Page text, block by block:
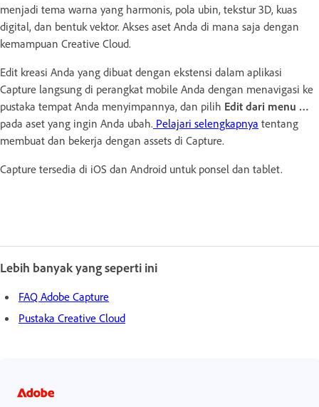
menjadi tema warna yang harmonis, pola ubin, tekstur 3D, kuas
digital, dan bentuk vektor. Akses aset Anda di mana saja dengan
kemampuan Creative Cloud.
Edit kreasi Anda yang dibuat dengan ekstensi dalam aplikasi
Capture langsung di perangkat mobile Anda dengan menavigasi ke
pustaka tempat Anda menyimpannya, dan pilih Edit dari menu …
pada aset yang ingin Anda ubah. Pelajari selengkapnya tentang
membuat dan bekerja dengan assets di Capture.
Capture tersedia di iOS dan Android untuk ponsel dan tablet.
Lebih banyak yang seperti ini
FAQ Adobe Capture
Pustaka Creative Cloud